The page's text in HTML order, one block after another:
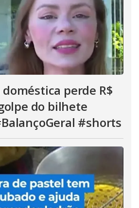
perde R$
do bilhete
#shorts